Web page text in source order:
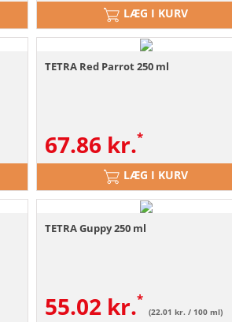
LÆG I KURV
TETRA Red Parrot 250 ml
67.86 kr.
LÆG I KURV
TETRA Guppy 250 ml
55.02 kr. (22.01 kr. / 100 ml)